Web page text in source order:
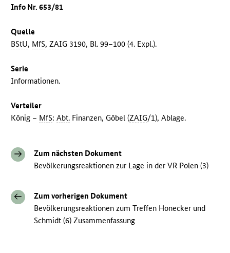
Info Nr. 653/81
Quelle
BStU, MfS,ZAIG 3190, Bl. 99–100 (4. Expl.).
Serie
Informationen.
Verteiler
König – MfS:Abt. Finanzen, Göbel (ZAIG/1), Ablage.
Zum nächsten Dokument
Bevölkerungsreaktionen zur Lage in der VR Polen (3)
Zum vorherigen Dokument
Bevölkerungsreaktionen zum Treffen Honecker und
Schmidt (6) Zusammenfassung